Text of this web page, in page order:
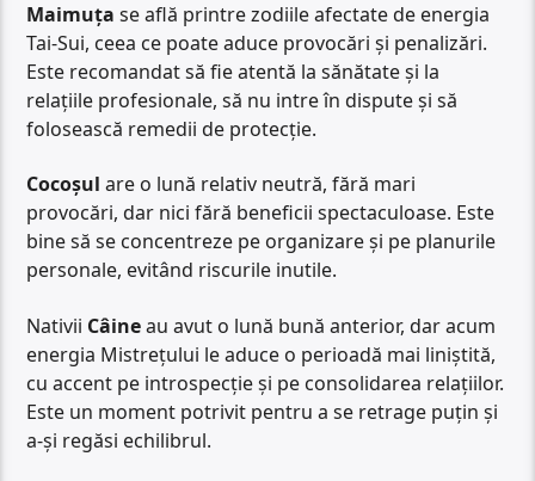
Maimuța se află printre zodiile afectate de energia
Tai-Sui, ceea ce poate aduce provocări și penalizări.
Este recomandat să fie atentă la sănătate și la
relațiile profesionale, să nu intre în dispute și să
folosească remedii de protecție.
Cocoșul are o lună relativ neutră, fără mari
provocări, dar nici fără beneficii spectaculoase. Este
bine să se concentreze pe organizare și pe planurile
personale, evitând riscurile inutile.
Nativii Câineau avut o lună bună anterior, dar acum
energia Mistrețului le aduce o perioadă mai liniștită,
cu accent pe introspecție și pe consolidarea relațiilor.
Este un moment potrivit pentru a se retrage puțin și
a-și regăsi echilibrul.